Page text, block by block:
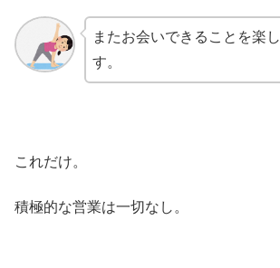
またお会いできることを楽
す。
これだけ。
積極的な営業は一切なし。